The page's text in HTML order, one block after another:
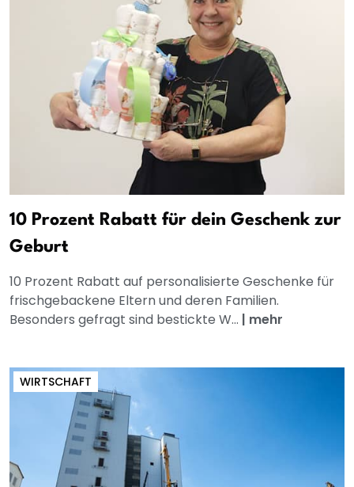
10 Prozent Rabatt für dein Geschenk zur
Geburt
10 Prozent Rabatt auf personalisierte Geschenke für
frischgebackene Eltern und deren Familien.
Besonders gefragt sind bestickte W... | mehr
WIRTSCHAFT